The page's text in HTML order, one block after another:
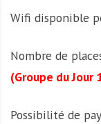
Wifi disponible
Nombre de
(Groupe du
Possibilité de